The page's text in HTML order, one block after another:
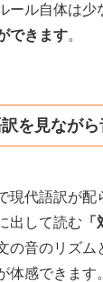
ール自体は少
できます。
を見ながら
現代語訳が配
出して読む
の音のリズム
体感できま